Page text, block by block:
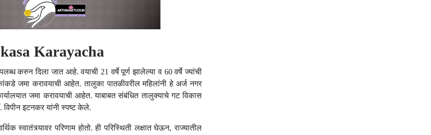
Karayacha
करुन दिला जात आहे. वयाची 21 वर्षे पूर्ण झालेल्या व 60 वर्षे ज्यांची
जमा करावयाची आहेत. तालुका पातळीवरील महिलांनी हे अर्ज नगर
जमा करावयाची आहेत. याबाबत संबंधित तालुक्याचे गट विकास
विपीन इटनकर यांनी स्पष्ट केले.
स्वातंत्र्यावर परिणाम होतो. ही परिस्थिती लक्षात घेऊन, राज्यातील